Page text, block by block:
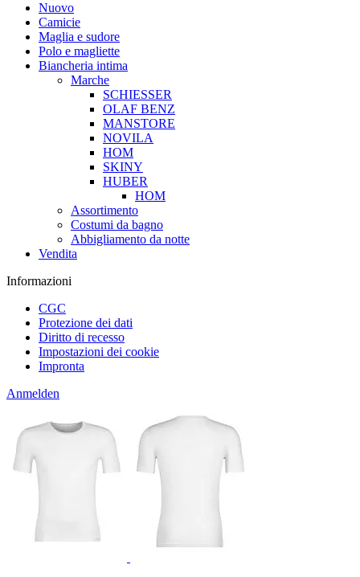
Nuovo
Camicie
Maglia e sudore
Polo e magliette
Biancheria intima
Marche
SCHIESSER
OLAF BENZ
MANSTORE
NOVILA
HOM
SKINY
HUBER
HOM
Assortimento
Costumi da bagno
Abbigliamento da notte
Vendita
Informazioni
CGC
Protezione dei dati
Diritto di recesso
Impostazioni dei cookie
Impronta
Anmelden